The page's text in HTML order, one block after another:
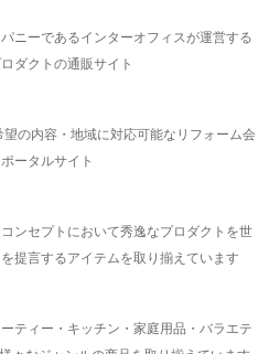
ニーであるインターオフィスが運営する
ダクトの通販サイト
の内容・地域に対応可能なリフォーム会
ータルサイト
ンセプトにおいて秀逸なプロダクトを世
提言するアイテムを取り揃えています
ティー・キッチン・家庭用品・バラエテ